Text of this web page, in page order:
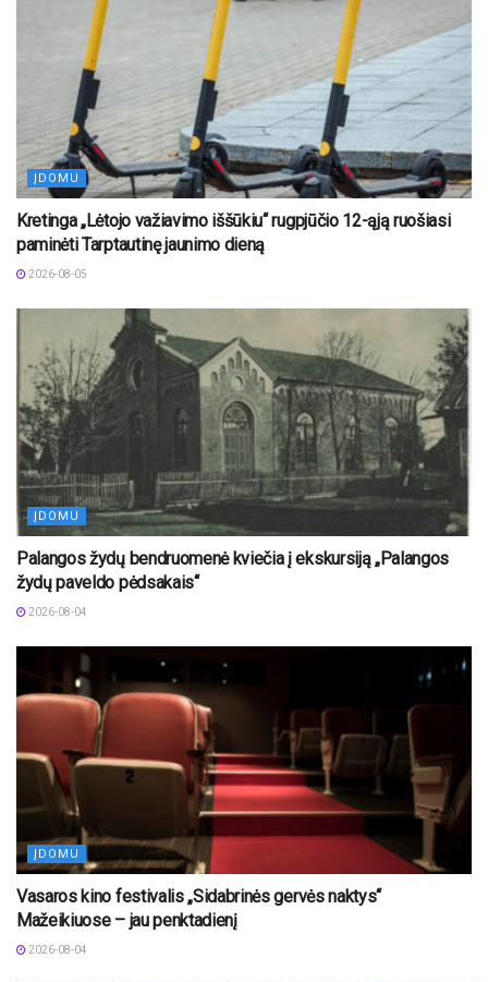
ĮDOMU
Kretinga „Lėtojo važiavimo iššūkiu“ rugpjūčio 12-ąją ruošiasi
paminėti Tarptautinę jaunimo dieną
2026-08-05
ĮDOMU
Palangos žydų bendruomenė kviečia į ekskursiją „Palangos
žydų paveldo pėdsakais“
2026-08-04
ĮDOMU
Vasaros kino festivalis „Sidabrinės gervės naktys“
Mažeikiuose – jau penktadienį
2026-08-04